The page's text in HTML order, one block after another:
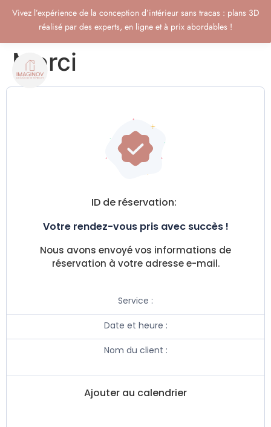
Vivez l’expérience de la conception d’intérieur sans tracas : plans 3D
réalisé par des experts, en ligne et à prix abordables !
Merci
ID de réservation:
Votre rendez-vous pris avec succès !
Nous avons envoyé vos informations de
réservation à votre adresse e-mail.
Service :
Date et heure :
Nom du client :
Ajouter au calendrier